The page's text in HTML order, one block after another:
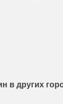
в других